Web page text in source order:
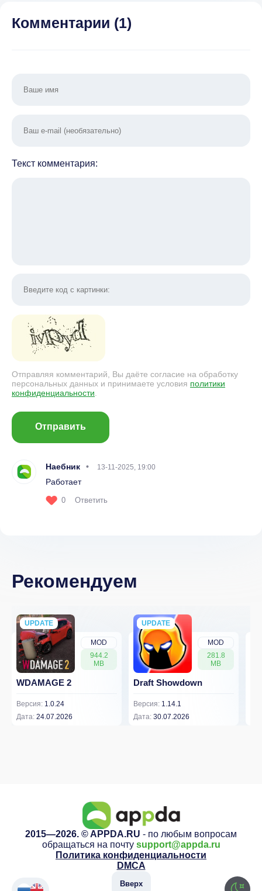
Комментарии (1)
Текст комментария:
Отправляя комментарий, Вы даёте согласие на обработку
персональных данных и принимаете условия политики
конфиденциальности.
Отправить
Наебник 13-11-2025, 19:00
Работает
0 Ответить
Рекомендуем
MOD
944.2
MB
UPDATE
NEW
WDAMAGE 2
Версия: 1.0.24
Дата: 24.07.2026
MOD
281.8
MB
UPDATE
NEW
Draft Showdown
Версия: 1.14.1
Дата: 30.07.2026
2015—2026. © APPDA.RU - по любым вопросам
обращаться на почту support@appda.ru
Политика конфиденциальности
DMCA
Вверх